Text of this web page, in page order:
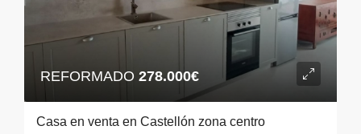
REFORMADO 278.000€
Casa en venta en Castellón zona centro